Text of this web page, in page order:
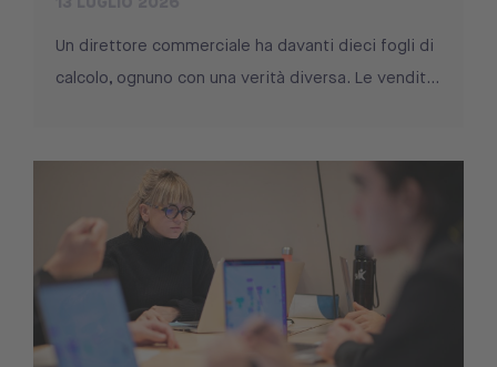
Un direttore commerciale ha davanti dieci fogli di
calcolo, ognuno con una verità diversa. Le vendit...